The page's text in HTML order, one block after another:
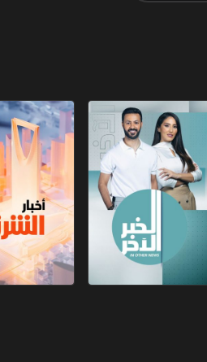
الآخر أخبار الشرق